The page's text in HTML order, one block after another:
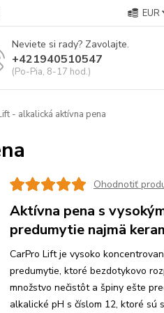
EUR
Neviete si rady? Zavolajte.
+421940510547
(Po-Pia, 8-17 hod.)
- alkalická aktívna pena
Ohodnotiť
Aktívna pena s
predumytie najmä
CarPro Lift je vysoko
predumytie, ktoré bezdotykovo
množstvo nečistôt a špiny ešte
alkalické pH s číslom 12, ktoré sú